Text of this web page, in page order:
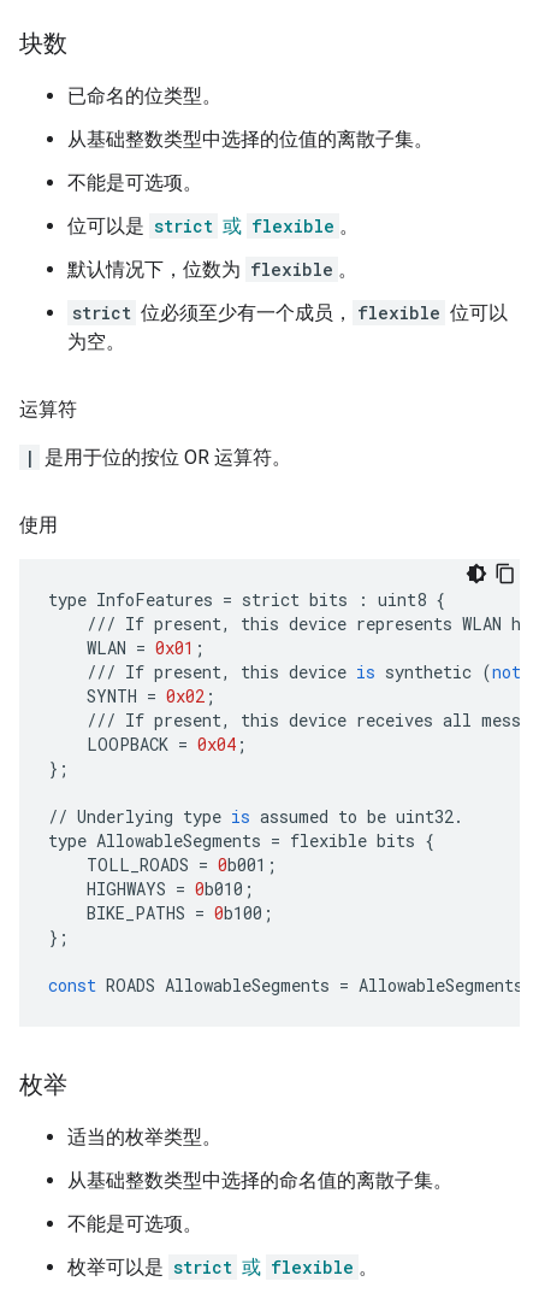
块数
已命名的位类型。
从基础整数类型中选择的位值的离散子集。
不能是可选项。
位可以是 strict 或 flexible 。
默认情况下，位数为 flexible 。
strict 位必须至少有一个成员， flexible 位可以
为空。
运算符
| 是用于位的按位 OR 运算符。
使用
type InfoFeatures = strict bits : uint8 {
/// If present, this device represents WLAN
WLAN = 0x01 ;
/// If present, this device is synthetic (not
SYNTH = 0x02 ;
/// If present, this device receives all
LOOPBACK = 0x04 ;
};
// Underlying type is assumed to be uint32.
type AllowableSegments = flexible bits {
TOLL_ROADS = 0b001 ;
HIGHWAYS = 0b010 ;
BIKE_PATHS = 0b100 ;
};
const ROADS AllowableSegments = AllowableSegments
枚举
适当的枚举类型。
从基础整数类型中选择的命名值的离散子集。
不能是可选项。
枚举可以是 strict 或 flexible 。